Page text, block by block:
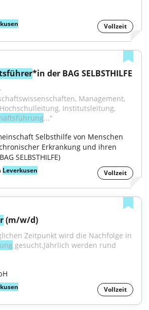
Vollzeit
*in der BAG SELBSTHILFE
Management,
Institutsleitung,
..."
Selbsthilfe von Menschen
Erkrankung und ihren
SELBSTHILFE)
Leverkusen Vollzeit
(m/w/d)
Zeitpunkt wird die Nachfolge in
gesucht.Jährlich werden rund
Vollzeit